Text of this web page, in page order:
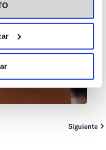
Siguiente